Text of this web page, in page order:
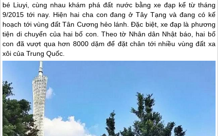
bé Liuyi, cùng nhau khám phá đất nước bằng xe đạp kể từ tháng
9/2015 tới nay. Hiện hai cha con đang ởTây Tạng và đang có kế
hoạch tới vùng đất Tân Cương hẻo lánh. Đặc biệt, xe đạp là phương
tiện di chuyển của hai bố con. Theo tờ Nhân dân Nhật báo, hai bố
con đã vượt qua hơn 8000 dặm để đặt chân tới nhiều vùng đất xa
xôi củaTrung Quốc.